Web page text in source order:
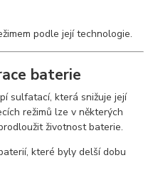
podle její technologie.
baterie
sulfatací, která snižuje její
režimů lze v některých
životnost baterie.
které byly delší dobu